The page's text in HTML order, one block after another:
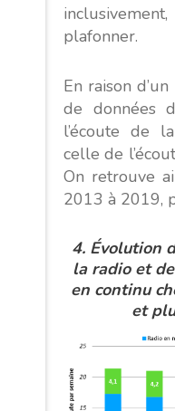
plafonner.
En raison
de données
l’écoute de
celle de
On retrouve
2013 à 2019,
4. Évolution
la radio et
en continu
et